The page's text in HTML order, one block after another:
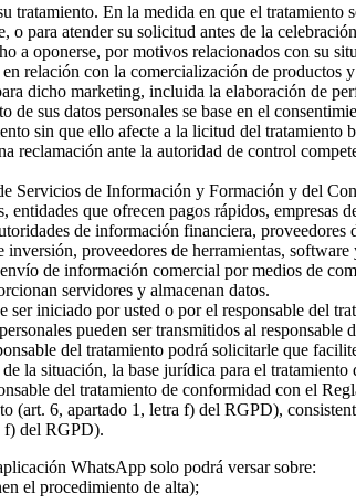
En la medida en que el
para atender su solicitud antes de la
oponerse, por motivos relacionados con su
relación con la comercialización de productos
dicho marketing, incluida la elaboración de
sus datos personales se base en el
sin que ello afecte a la licitud del tratamiento
reclamación ante la autoridad de control
Servicios de Información y Formación y del
que ofrecen pagos rápidos, empresas
de información financiera,
proveedores de herramientas,
de información comercial por medios de
servidores y almacenan datos.
iniciado por usted o por el responsable del
pueden ser transmitidos al
del tratamiento podrá solicitarle que
la situación, la base jurídica para el tratamiento
del tratamiento de conformidad con el
6, apartado 1, letra f) del RGPD),
f) del RGPD).
WhatsApp solo podrá versar sobre:
el procedimiento de alta);